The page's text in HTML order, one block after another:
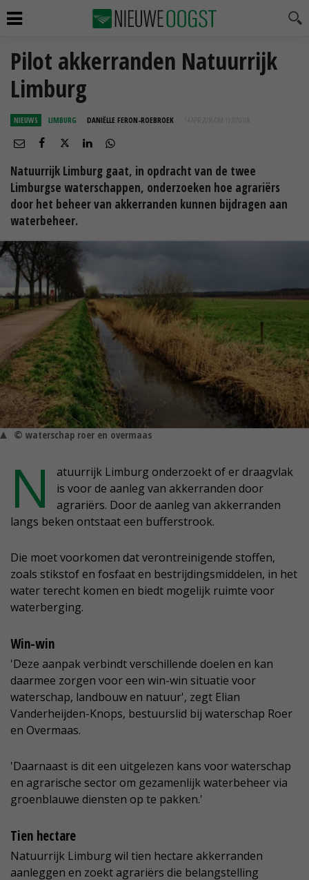
Pilot akkerranden Natuurrijk
Limburg
NIEUWS LIMBURG DANIËLLE FERON-ROEBROEK 14 APR 2016 OM 11:07
Natuurrijk Limburg gaat, in opdracht van de twee
Limburgse waterschappen, onderzoeken hoe agrariërs
door het beheer van akkerranden kunnen bijdragen aan
waterbeheer.
© waterschap roer en overmaas
N
atuurrijk Limburg onderzoekt of er draagvlak
is voor de aanleg van akkerranden door
agrariërs. Door de aanleg van akkerranden
langs beken ontstaat een bufferstrook.
Die moet voorkomen dat verontreinigende stoffen,
zoals stikstof en fosfaat en bestrijdingsmiddelen, in het
water terecht komen en biedt mogelijk ruimte voor
waterberging.
Win-win
'Deze aanpak verbindt verschillende doelen en kan
daarmee zorgen voor een win-win situatie voor
waterschap, landbouw en natuur', zegt Elian
Vanderheijden-Knops, bestuurslid bij waterschap Roer
en Overmaas.
'Daarnaast is dit een uitgelezen kans voor waterschap
en agrarische sector om gezamenlijk waterbeheer via
groenblauwe diensten op te pakken.'
Tien hectare
Natuurrijk Limburg wil tien hectare akkerranden
aanleggen en zoekt agrariërs die belangstelling